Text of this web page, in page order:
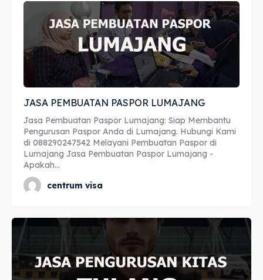
Legalisir
Apostille
Penerjemah
Asuransi
Blog
Legalisir
Apostille
Penerjemah
Asuransi
Blog
JASA PEMBUATAN PASPOR LUMAJANG
Jasa Pembuatan Paspor Lumajang: Siap Membantu
Pengurusan Paspor Anda di Lumajang. Hubungi Kami
di 088290247542 Melayani Pembuatan Paspor di
Lumajang Jasa Pembuatan Paspor Lumajang -
Apakah...
centrum visa